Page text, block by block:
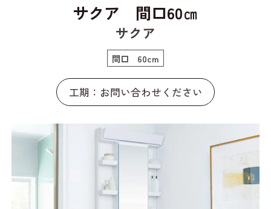
サクア 間口60㎝
サクア
間口 60cm
工期：お問い合わせください